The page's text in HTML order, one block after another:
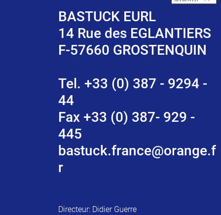
BASTUCK EURL
14 Rue des EGLANTIERS
F-57660 GROSTENQUIN
Tel. +33 (0) 387 - 9294 -
44
Fax +33 (0) 387- 929 -
445
bastuck.france@orange.f
r
Directeur: Didier Guerre